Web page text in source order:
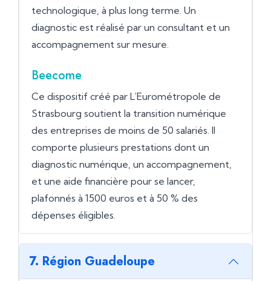
technologique, à plus long terme. Un
diagnostic est réalisé par un consultant et un
accompagnement sur mesure.
Beecome
Ce dispositif créé par L’Eurométropole de
Strasbourg soutient la transition numérique
des entreprises de moins de 50 salariés. Il
comporte plusieurs prestations dont un
diagnostic numérique, un accompagnement,
et une aide financière pour se lancer,
plafonnés à 1500 euros et à 50 % des
dépenses éligibles.
7. Région Guadeloupe